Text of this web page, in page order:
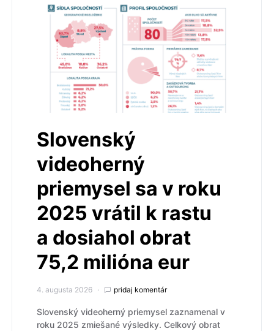
Slovenský
videoherný
priemysel sa v roku
2025 vrátil k rastu
a dosiahol obrat
75,2 milióna eur
4. augusta 2026 pridaj komentár
Slovenský videoherný priemysel zaznamenal v
roku 2025 zmiešané výsledky. Celkový obrat